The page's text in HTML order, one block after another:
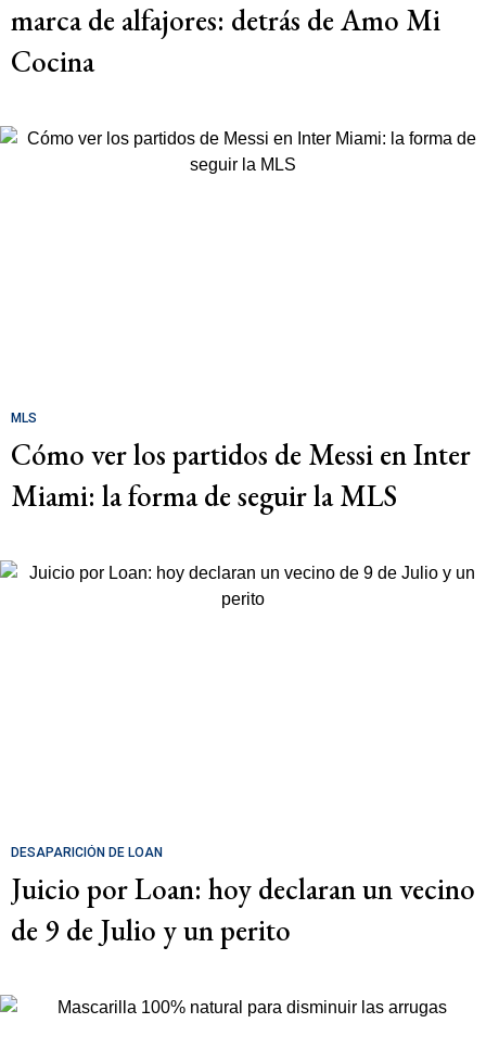
marca de alfajores: detrás de Amo Mi
Cocina
MLS
Cómo ver los partidos de Messi en Inter
Miami: la forma de seguir la MLS
DESAPARICIÓN DE LOAN
Juicio por Loan: hoy declaran un vecino
de 9 de Julio y un perito